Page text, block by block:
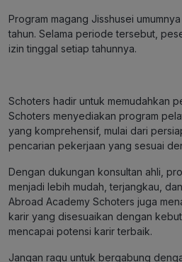
Program magang Jisshusei
tahun. Selama periode tersebut,
izin tinggal setiap tahunnya.
Schoters hadir untuk memudahkan
Schoters menyediakan program
yang komprehensif, mulai dari
pencarian pekerjaan yang sesuai
Dengan dukungan konsultan ahli,
menjadi lebih mudah, terjangkau,
Abroad Academy Schoters juga
karir yang disesuaikan dengan
mencapai potensi karir terbaik.
Jangan ragu untuk bergabung